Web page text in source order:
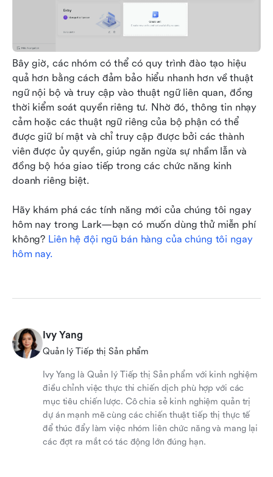
Bây giờ, các nhóm có thể có quy trình đào tạo hiệu
quả hơn bằng cách đảm bảo hiểu nhanh hơn về thuật
ngữ nội bộ và truy cập vào thuật ngữ liên quan, đồng
thời kiểm soát quyền riêng tư. Nhờ đó, thông tin nhạy
cảm hoặc các thuật ngữ riêng của bộ phận có thể
được giữ bí mật và chỉ truy cập được bởi các thành
viên được ủy quyền, giúp ngăn ngừa sự nhầm lẫn và
đồng bộ hóa giao tiếp trong các chức năng kinh
doanh riêng biệt.
Hãy khám phá các tính năng mới của chúng tôi ngay
hôm nay trong Lark—bạn có muốn dùng thử miễn phí
không? Liên hệ đội ngũ bán hàng của chúng tôi ngay
hôm nay.
Ivy Yang
Quản lý Tiếp thị Sản phẩm
Ivy Yang là Quản lý Tiếp thị Sản phẩm với kinh nghiệm
điều chỉnh việc thực thi chiến dịch phù hợp với các
mục tiêu chiến lược. Cô chia sẻ kinh nghiệm quản trị
dự án mạnh mẽ cùng các chiến thuật tiếp thị thực tế
để thúc đẩy làm việc nhóm liên chức năng và mang lại
các đợt ra mắt có tác động lớn đúng hạn.